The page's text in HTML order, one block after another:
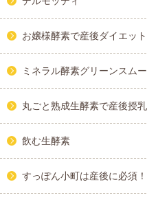
お嬢様酵素で産後ダイエッ
ミネラル酵素グリーンスム
丸ごと熟成生酵素で産後授
飲む生酵素
すっぽん小町は産後に必須